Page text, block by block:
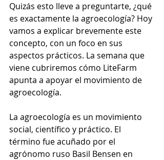
Quizás esto lleve a preguntarte, ¿qué
es exactamente la agroecología? Hoy
vamos a explicar brevemente este
concepto, con un foco en sus
aspectos prácticos. La semana que
viene cubriremos cómo LiteFarm
apunta a apoyar el movimiento de
agroecología.
La agroecología es un movimiento
social, científico y práctico. El
término fue acuñado por el
agrónomo ruso Basil Bensen en